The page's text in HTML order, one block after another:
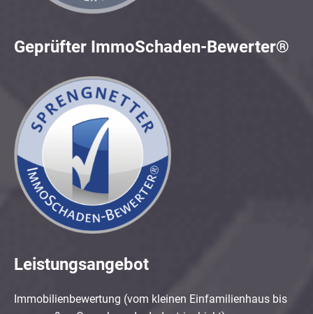
Geprüfter ImmoSchaden-Bewerter®
Leistungsangebot
Immobilienbewertung (vom kleinen Einfamilienhaus bis